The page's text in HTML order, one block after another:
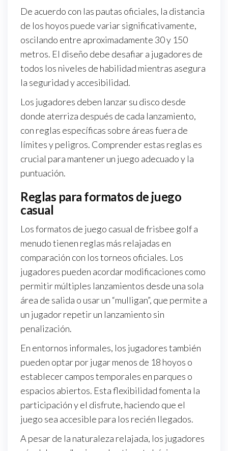
De acuerdo con las pautas oficiales, la distancia
de los hoyos puede variar significativamente,
oscilando entre aproximadamente 30 y 150
metros. El diseño debe desafiar a jugadores de
todos los niveles de habilidad mientras asegura
la seguridad y accesibilidad.
Los jugadores deben lanzar su disco desde
donde aterriza después de cada lanzamiento,
con reglas específicas sobre áreas fuera de
límites y peligros. Comprender estas reglas es
crucial para mantener un juego adecuado y la
puntuación.
Reglas para formatos de juego
casual
Los formatos de juego casual de frisbee golf a
menudo tienen reglas más relajadas en
comparación con los torneos oficiales. Los
jugadores pueden acordar modificaciones como
permitir múltiples lanzamientos desde una sola
área de salida o usar un “mulligan”, que permite a
un jugador repetir un lanzamiento sin
penalización.
En entornos informales, los jugadores también
pueden optar por jugar menos de 18 hoyos o
establecer campos temporales en parques o
espacios abiertos. Esta flexibilidad fomenta la
participación y el disfrute, haciendo que el
juego sea accesible para los recién llegados.
A pesar de la naturaleza relajada, los jugadores